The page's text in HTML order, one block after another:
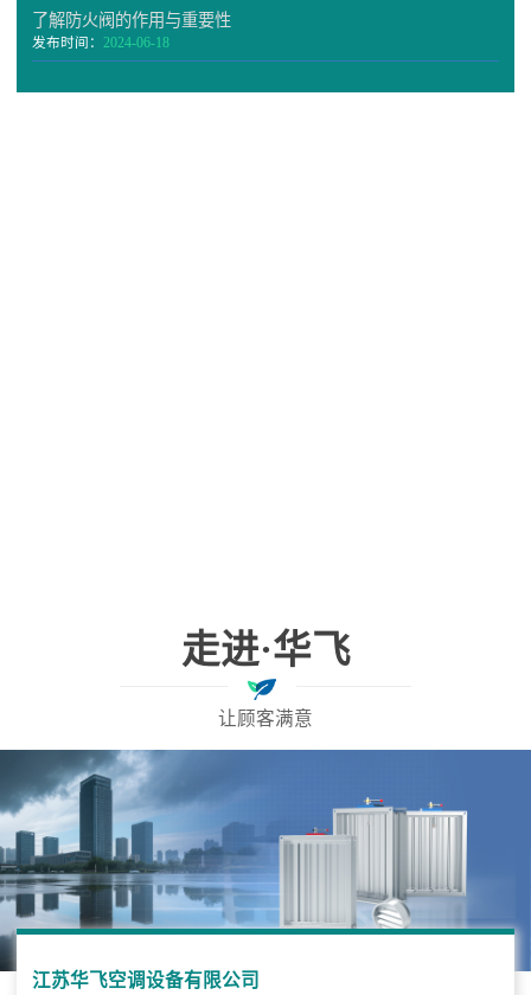
了解防火阀的作用与重要性
发布时间： 2024-06-18
走进·华飞
让顾客满意
江苏华飞空调设备有限公司